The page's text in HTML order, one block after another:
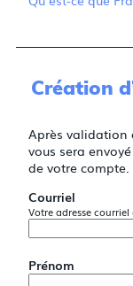
Création
Après validation
vous sera
de votre compte.
Courriel
Votre adresse
Prénom